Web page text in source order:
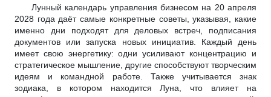
Лунный календарь управления бизнесом на 20 апреля
2028 года даёт самые конкретные советы, указывая, какие
именно дни подходят для деловых встреч, подписания
документов или запуска новых инициатив. Каждый день
имеет свою энергетику: одни усиливают концентрацию и
стратегическое мышление, другие способствуют творческим
идеям и командной работе. Также учитывается знак
зодиака, в котором находится Луна, что влияет на